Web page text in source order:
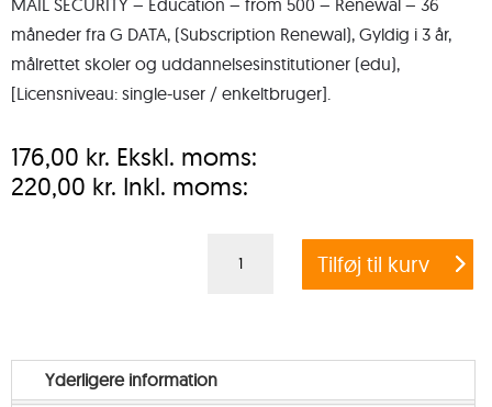
MAIL SECURITY – Education – from 500 – Renewal – 36
måneder fra G DATA, (Subscription Renewal), Gyldig i 3 år,
målrettet skoler og uddannelsesinstitutioner (edu),
[Licensniveau: single-user / enkeltbruger].
176,00 kr. Ekskl. moms:
220,00 kr. Inkl. moms:
BUSINESS
+
Tilføj til kurv
Yderligere information